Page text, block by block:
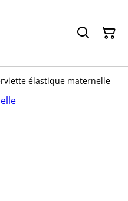
élastique maternelle